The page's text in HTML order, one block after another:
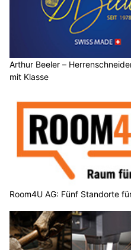
Arthur Beeler –
mit Klasse
Room4U AG: Fünf Standorte